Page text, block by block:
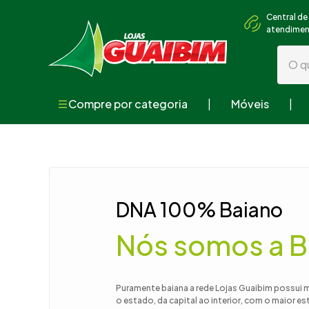
Central de
O
Compre por categoria Móveis
DNA 100% Baiano
Nós somos a
Puramente baiana a rede Lojas Guaibim
o estado, da capital ao interior, com o maior
Termos
4º
sofá
cama
6
7º
tv